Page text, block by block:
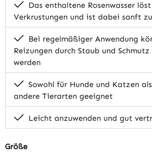
Das enthaltene Rosenwasser
Verkrustungen und ist dabei sanft
Bei regelmäßiger Anwendung
Reizungen durch Staub und
werden
Sowohl für Hunde und Katzen
andere Tierarten geeignet
Leicht anzuwenden und gut
Größeauswählen